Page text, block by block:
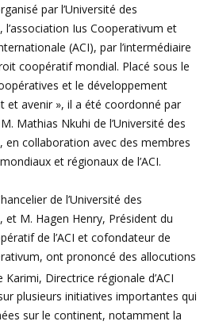
par l’Université des
Ius Cooperativum et
(ACI), par l’intermédiaire
coopératif mondial. Placé sous le
et le développement
et avenir », il a été coordonné par
Mathias Nkuhi de l’Université des
en collaboration avec des membres
et régionaux de l’ACI.
de l’Université des
M. Hagen Henry, Président du
de l’ACI et cofondateur de
ont prononcé des allocutions
Karimi, Directrice régionale d’ACI
plusieurs initiatives importantes qui
sur le continent, notamment la